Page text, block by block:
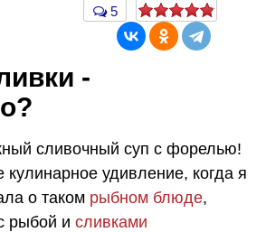
5
-
сливочный суп с форелью!
удивление, когда я
о таком рыбном блюде,
рыбой и сливками